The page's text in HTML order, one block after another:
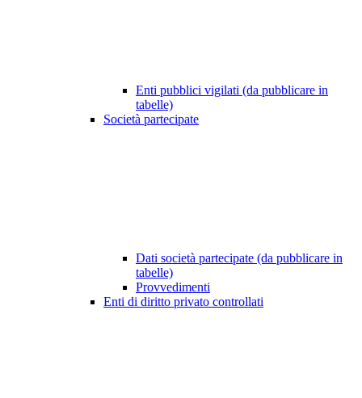
Enti pubblici vigilati (da pubblicare in
tabelle)
Società partecipate
Dati società partecipate (da pubblicare in
tabelle)
Provvedimenti
Enti di diritto privato controllati